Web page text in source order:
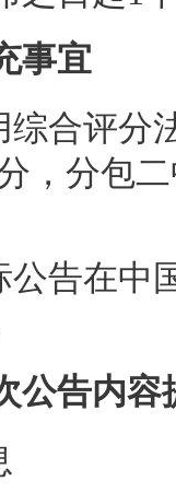
事宜
综合评分
分，分包
公告在中
公告内